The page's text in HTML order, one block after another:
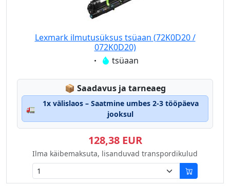
Lexmark ilmutusüksus tsüaan (72K0D20 /
072K0D20)
Eigenschaft:
tsüaan
📦 Lagerstatus:
Saadavus ja tarneaeg
🚛
1x välislaos – Saatmine umbes 2-3 tööpäeva
jooksul
128,38 EUR
Ilma käibemaksuta, lisanduvad transpordikulud